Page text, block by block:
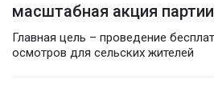
масштабная акция
Главная цель – проведение
осмотров для сельских жителей